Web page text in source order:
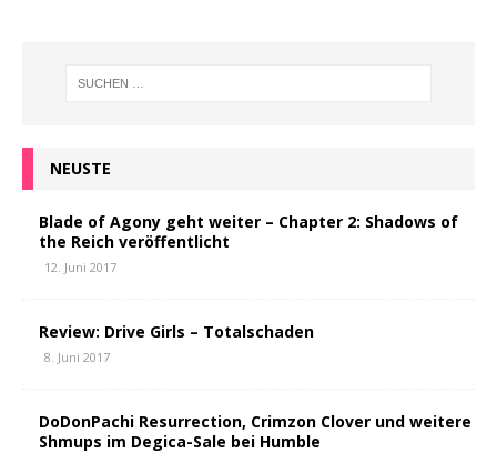
NEUSTE
Blade of Agony geht weiter – Chapter 2: Shadows of
the Reich veröffentlicht
12. Juni 2017
Review: Drive Girls – Totalschaden
8. Juni 2017
DoDonPachi Resurrection, Crimzon Clover und weitere
Shmups im Degica-Sale bei Humble